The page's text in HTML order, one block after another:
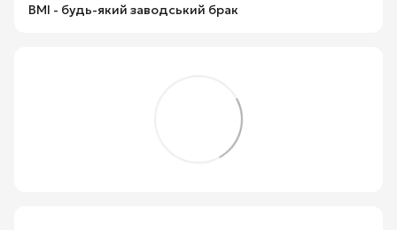
BMI - будь-який заводський брак